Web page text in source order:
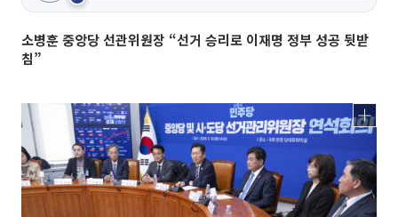
소병훈 중앙당 선관위원장 “선거 승리로 이재명 정부 성공 뒷받
침”